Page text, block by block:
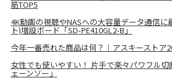
筋TOP5
4K動画の視聴やNASへの大容量データ通信に
ト)増設ボード「SD-PE410GL2-B」
今年一番売れた商品は何？｜アスキーストア
女性でも使いやすい！ 片手で楽々パワフル
ェーンソー」